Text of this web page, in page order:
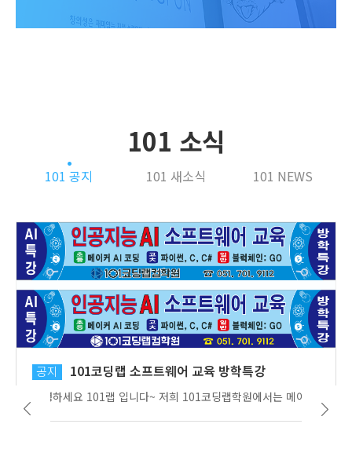
101 소식
101 공지 101 새소식 101 NEWS
공지 101코딩랩 소프트웨어 교육 방학특강